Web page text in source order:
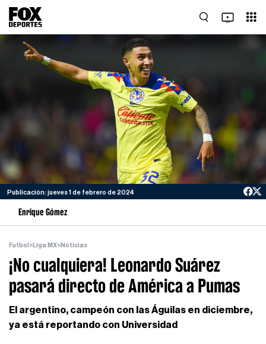
Publicación: jueves 1 de febrero de 2024
Enrique Gómez
Futbol >Liga MX>Noticias
¡No cualquiera! Leonardo Suárez
pasará directo de América a Pumas
El argentino, campeón con las Águilas en diciembre,
ya está reportando con Universidad